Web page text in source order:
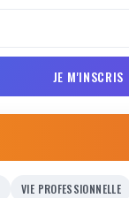
JE M'INSCRIS
VIE PROFESSIONNELLE